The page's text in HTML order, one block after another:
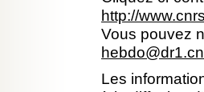
http://
Vous pouvez
Les